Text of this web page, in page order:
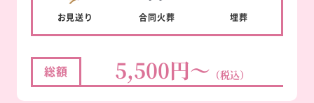
お見送り 合同火葬 埋葬
総額 5,500円～ （税込）